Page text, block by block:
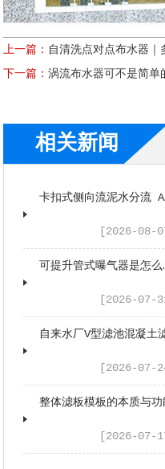
上一篇： 自清洗点对点布水器
下一篇：涡流布水器可不是简单
相关新闻
卡
[2026-08-
可提升
[2026-07-
[2026-07-
整体滤板模板的本质与功
[2026-07-